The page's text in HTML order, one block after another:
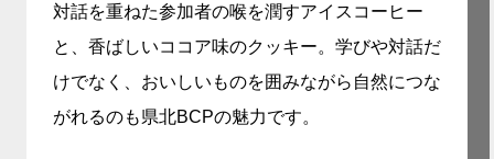
対話を重ねた参加者の喉を潤すアイスコーヒー
と、香ばしいココア味のクッキー。学びや対話だ
けでなく、おいしいものを囲みながら自然につな
がれるのも県北BCPの魅力です。